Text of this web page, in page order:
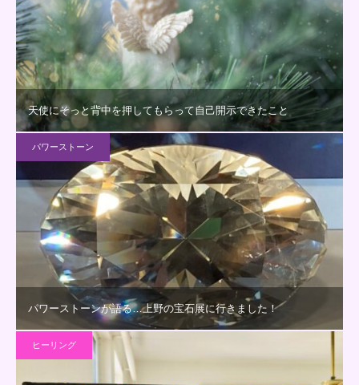
天使にそっと背中を押してもらって自己開示できたこと
パワーストーン
パワーストーンが語る…上野の宝石展に行きました！
ヒーリング